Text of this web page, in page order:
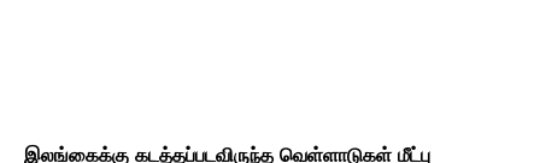
இலங்கைக்கு கடத்தப்படவிருந்த வெள்ளாடுகள் மீட்பு